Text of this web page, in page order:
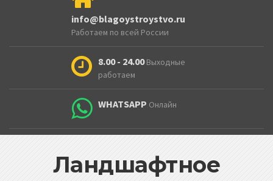
info@blagoystroystvo.ru
Работаем по всей России
8.00 - 24.00 Выходные
работаем
WHATSAPP Онлайн
Ландшафтное